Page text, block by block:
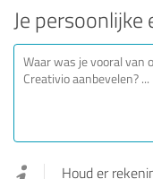
Je persoonlijke
Houd er